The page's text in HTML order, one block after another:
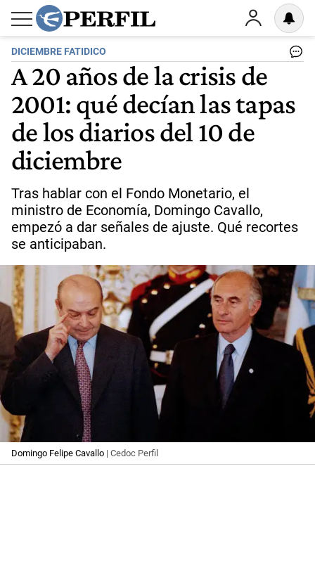
DICIEMBRE FATIDICO
A 20 años de la crisis de
2001: qué decían las tapas
de los diarios del 10 de
diciembre
Tras hablar con el Fondo Monetario, el
ministro de Economía, Domingo Cavallo,
empezó a dar señales de ajuste. Qué recortes
se anticipaban.
Domingo Felipe Cavallo | Cedoc Perfil